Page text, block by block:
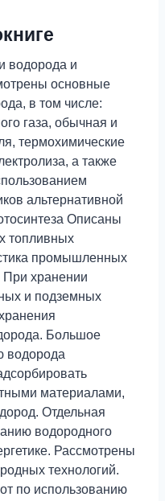
водорода и
основные
в том числе:
газа, обычная и
термохимические
а также
альтернативной
Описаны
топливных
промышленных
При хранении
и подземных
Большое
водорода
материалами,
Отдельная
водородного
Рассмотрены
технологий.
по использованию